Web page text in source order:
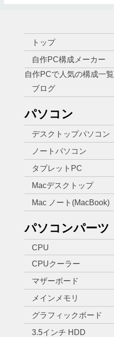
トップ
自作PC構成メーカー
自作PCで人気の構成一覧
ブログ
パソコン
デスクトップパソコン
ノートパソコン
タブレットPC
Macデスクトップ
Mac ノート(MacBook)
パソコンパーツ
CPU
CPUクーラー
マザーボード
メインメモリ
グラフィックボード
3.5インチ HDD